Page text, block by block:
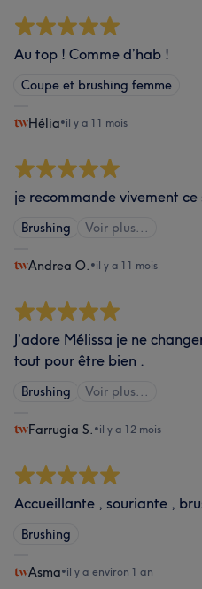
Au top ! Comme d’hab !
Coupe et brushing femme
Hélia•il y a 11 mois
je recommande vivement
Brushing Voir plus...
Andrea O. •il y a 11 mois
J’adore Mélissa je ne
tout pour être bien .
Brushing Voir plus...
Farrugia S. •il y a 12 mois
Accueillante , souriante ,
Brushing
Asma•il y a environ 1 an